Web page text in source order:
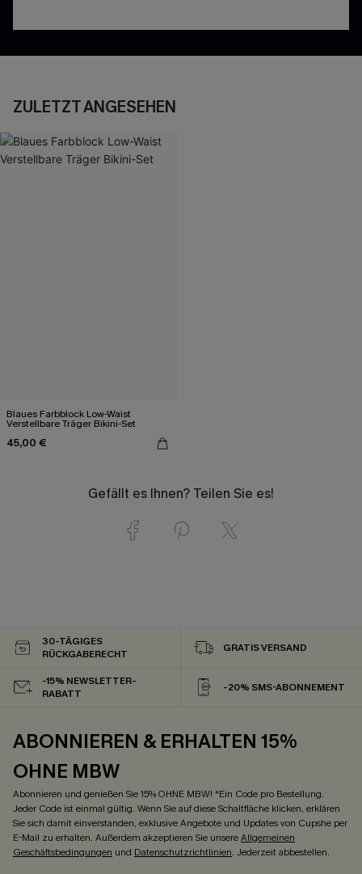
ZULETZT ANGESEHEN
Blaues Farbblock Low-Waist
Verstellbare Träger Bikini-Set
45,00 €
Gefällt es Ihnen? Teilen Sie es!
30-TÄGIGES
RÜCKGABERECHT
GRATIS VERSAND
-15% NEWSLETTER-
RABATT
-20% SMS-ABONNEMENT
ABONNIEREN & ERHALTEN 15%
OHNE MBW
Abonnieren und genießen Sie 15% OHNE MBW! *Ein Code pro Bestellung.
Jeder Code ist einmal gültig. Wenn Sie auf diese Schaltfläche klicken, erklären
Sie sich damit einverstanden, exklusive Angebote und Updates von Cupshe per
E-Mail zu erhalten. Außerdem akzeptieren Sie unsereAllgemeinen
Geschäftsbedingungen und Datenschutzrichtlinien. Jederzeit abbestellen.